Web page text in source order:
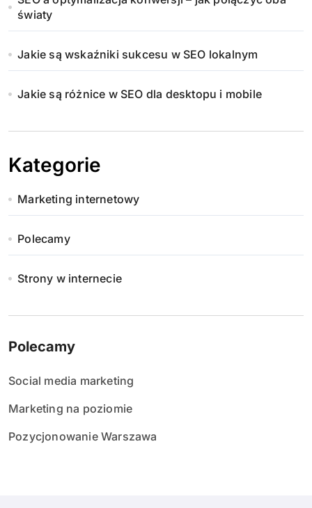
e
w
p
i
s
ó
w
światy
Jakie są wskaźniki sukcesu w SEO lokalnym
Jakie są różnice w SEO dla desktopu i mobile
Kategorie
Marketing internetowy
Polecamy
Strony w internecie
Polecamy
Social media marketing
Marketing na poziomie
Pozycjonowanie Warszawa